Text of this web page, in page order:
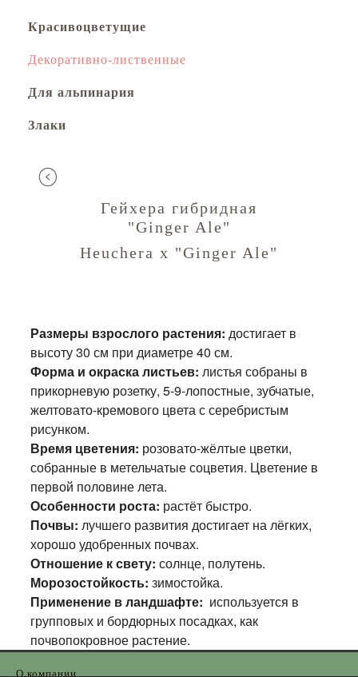
Красивоцветущие
Декоративно-лиственные
Для альпинария
Злаки
Гейхера гибридная
"Ginger Ale"
Heuchera x "Ginger Ale"
Размеры взрослого растения: достигает в
высоту 30 см при диаметре 40 см.
Форма и окраска листьев: листья собраны в
прикорневую розетку, 5-9-лопостные, зубчатые,
желтовато-кремового цвета с серебристым
рисунком.
Время цветения: розовато-жёлтые цветки,
собранные в метельчатые соцветия. Цветение в
первой половине лета.
Особенности роста: растёт быстро.
Почвы: лучшего развития достигает на лёгких,
хорошо удобренных почвах.
Отношение к свету: солнце, полутень.
Морозостойкость: зимостойка.
Применение в ландшафте: используется в
групповых и бордюрных посадках, как
почвопокровное растение.
О компании